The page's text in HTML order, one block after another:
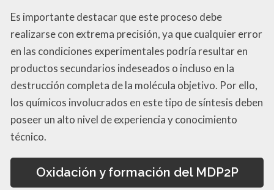
Es importante destacar que este proceso debe
realizarse con extrema precisión, ya que cualquier error
en las condiciones experimentales podría resultar en
productos secundarios indeseados o incluso en la
destrucción completa de la molécula objetivo. Por ello,
los químicos involucrados en este tipo de síntesis deben
poseer un alto nivel de experiencia y conocimiento
técnico.
Oxidación y formación del MDP2P